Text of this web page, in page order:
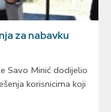
za nabavku
Savo Minić dodijelio
korisnicima koji